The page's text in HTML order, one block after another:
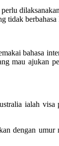
tidak
bahasa
mau ajukan
ialah
dengan